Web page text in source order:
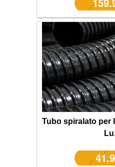
Tubo spiralato per